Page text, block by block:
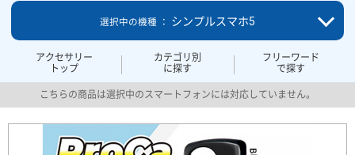
アクセサリー
トップ
カテゴリ別
に探す
フリーワード
で探す
選択中の機種 ： シンプルスマホ5
こちらの商品は選択中のスマートフォンには対応していません。